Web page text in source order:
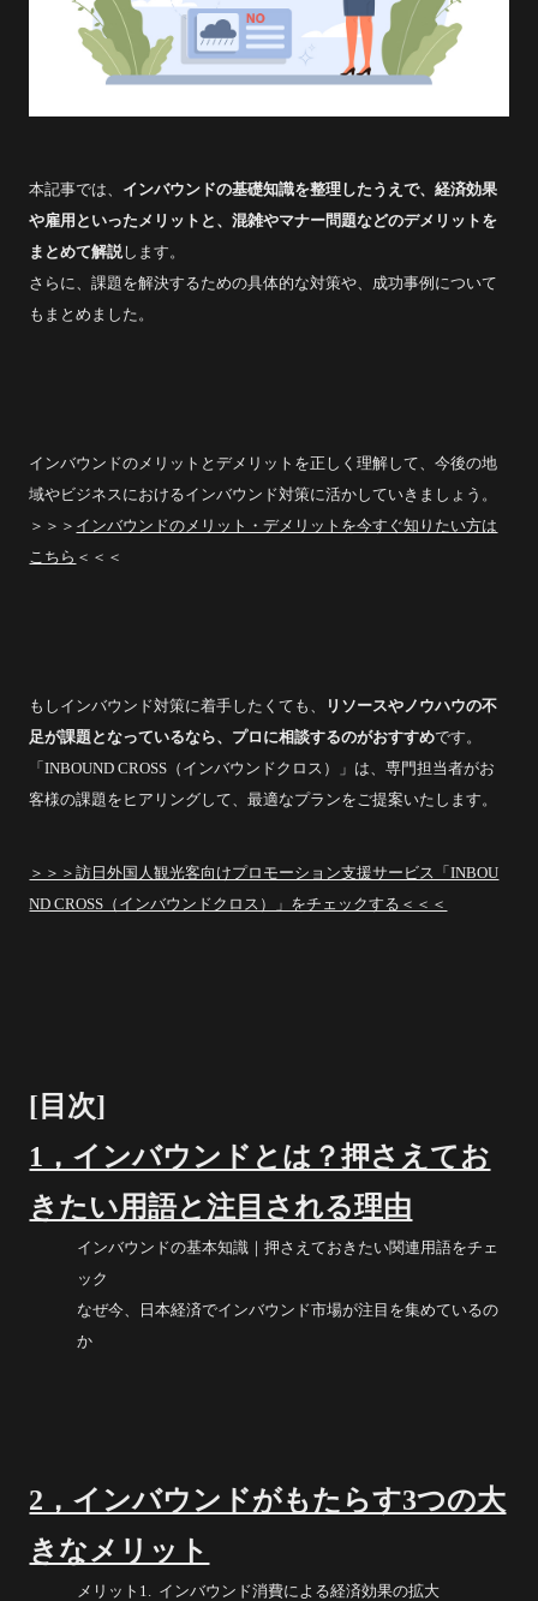
本記事では、 インバウンドの基礎知識を整理したうえで、経済効果
や雇用といったメリットと、混雑やマナー問題などのデメリットを
まとめて解説します。
さらに、課題を解決するための具体的な対策や、成功事例について
もまとめました。
インバウンドのメリットとデメリットを正しく理解して、今後の地
域やビジネスにおけるインバウンド対策に活かしていきましょう。
＞＞＞ インバウンドのメリット・デメリットを今すぐ知りたい方は
こちら ＜＜＜
もしインバウンド対策に着手したくても、
リソースやノウハウの不
足が課題となっているなら、プロに相談するのがおすすめです。
「INBOUND CROSS（インバウンドクロス）」は、専門担当者がお
客様の課題をヒアリングして、最適なプランをご提案いたします。
＞＞＞訪日外国人観光客向けプロモーション支援サービス「INBOU
ND CROSS（インバウンドクロス）」をチェックする＜＜＜
[ 目次]
1，インバウンドとは？押さえてお
きたい用語と注目される理由
インバウンドの基本知識｜押さえておきたい関連用語をチェ
ック
なぜ今、日本経済でインバウンド市場が注目を集めているの
か
2，インバウンドがもたらす3つの大
きなメリット
メリット1. インバウンド消費による経済効果の拡大